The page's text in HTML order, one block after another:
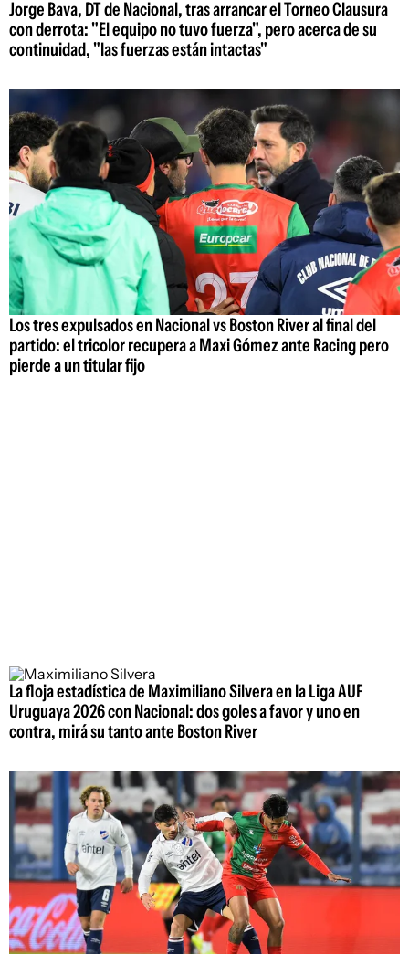
Jorge Bava, DT de Nacional, tras arrancar el Torneo Clausura
con derrota: "El equipo no tuvo fuerza", pero acerca de su
continuidad, "las fuerzas están intactas"
Los tres expulsados en Nacional vs Boston River al final del
partido: el tricolor recupera a Maxi Gómez ante Racing pero
pierde a un titular fijo
La floja estadística de Maximiliano Silvera en la Liga AUF
Uruguaya 2026 con Nacional: dos goles a favor y uno en
contra, mirá su tanto ante Boston River